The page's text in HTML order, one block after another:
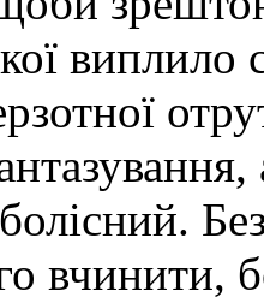
виплило
вчинити,